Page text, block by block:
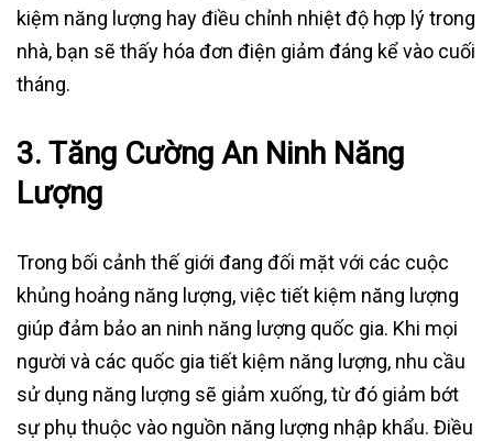
kiệm năng lượng hay điều chỉnh nhiệt độ hợp lý trong
nhà, bạn sẽ thấy hóa đơn điện giảm đáng kể vào cuối
tháng.
3. Tăng Cường An Ninh Năng
Lượng
Trong bối cảnh thế giới đang đối mặt với các cuộc
khủng hoảng năng lượng, việc tiết kiệm năng lượng
giúp đảm bảo an ninh năng lượng quốc gia. Khi mọi
người và các quốc gia tiết kiệm năng lượng, nhu cầu
sử dụng năng lượng sẽ giảm xuống, từ đó giảm bớt
sự phụ thuộc vào nguồn năng lượng nhập khẩu. Điều